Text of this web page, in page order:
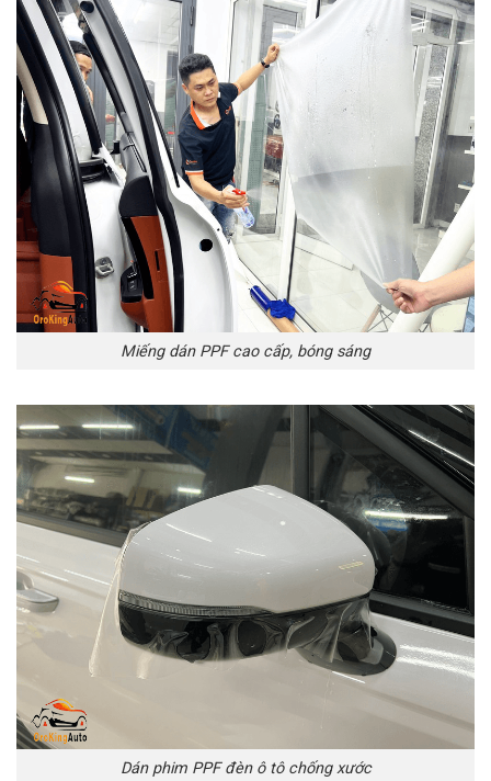
Miếng dán PPF cao cấp, bóng sáng
Dán phim PPF đèn ô tô chống xước